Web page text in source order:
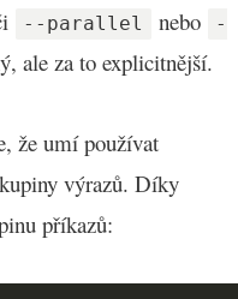
--parallel nebo
-
ale za to explicitnější.
že umí používat
výrazů. Díky
příkazů: